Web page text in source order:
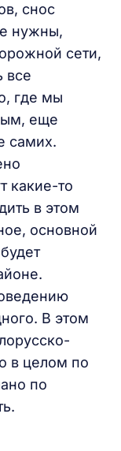
снос
нужны,
сети,
все
где мы
еще
самих.
какие-то
в этом
основной
В этом
в целом по
по